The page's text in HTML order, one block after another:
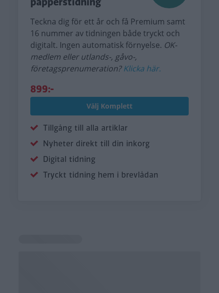
Teckna dig för ett år och få Premium samt
16 nummer av tidningen både tryckt och
digitalt. Ingen automatisk förnyelse. OK-
medlem eller utlands-, gåvo-,
företagsprenumeration?Klicka här.
899:-
Välj Komplett
Tillgång till alla artiklar
Nyheter direkt till din inkorg
Digital tidning
Tryckt tidning hem i brevlådan